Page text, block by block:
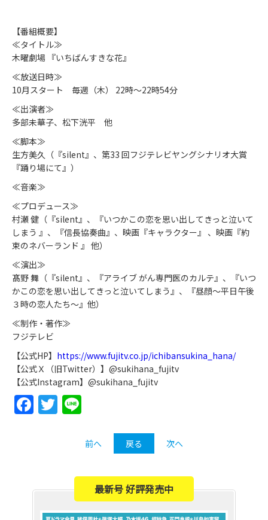
【番組概要】
≪タイトル≫
木曜劇場 『いちばんすきな花』
≪放送日時≫
10月スタート 毎週（木） 22時～22時54分
≪出演者≫
多部未華子、松下洸平 他
≪脚本≫
生方美久（『silent』、第33 回フジテレビヤングシナリオ大賞
『踊り場にて』）
≪音楽≫
≪プロデュース≫
村瀬 健（『silent』、『いつかこの恋を思い出してきっと泣いて
しまう 』、『信長協奏曲』、映画『キャラクター』 、映画『約
束のネバーランド 』 他）
≪演出≫
髙野 舞（『silent』、『アライブ がん専門医のカルテ』、『いつ
かこの恋を思い出してきっと泣いてしまう』、『昼顔～平日午後
３時の恋人たち～』他）
≪制作・著作≫
フジテレビ
【公式HP】 https://www.fujitv.co.jp/ichibansukina_hana/
【公式Ｘ（旧Twitter）】@sukihana_fujitv
【公式Instagram】@sukihana_fujitv
Facebook
Twitter
前へ 戻る 次へ
最新号 好評発売中